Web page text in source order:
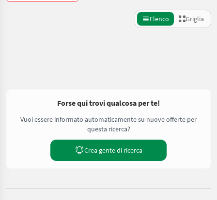
Elenco Griglia
Forse qui trovi qualcosa per te!
Vuoi essere informato automaticamente su nuove offerte per
questa ricerca?
Crea gente di ricerca